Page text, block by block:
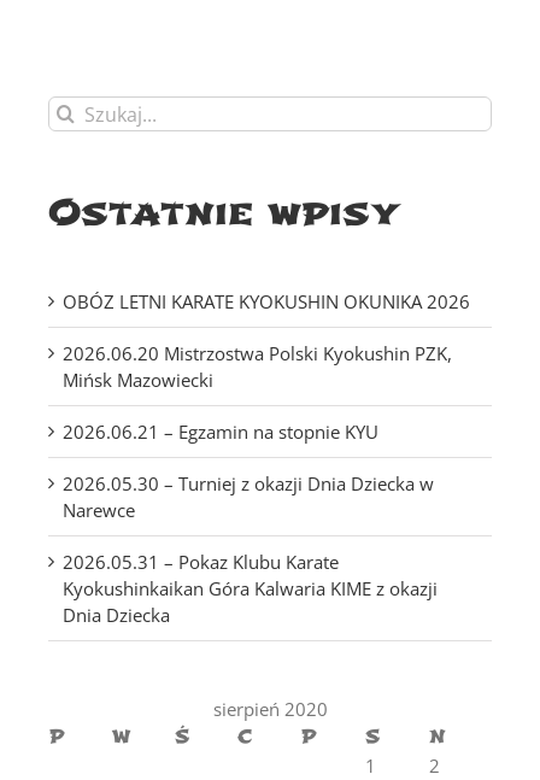
Szukaj
Ostatnie wpisy
OBÓZ LETNI KARATE KYOKUSHIN OKUNIKA 2026
2026.06.20 Mistrzostwa Polski Kyokushin PZK,
Mińsk Mazowiecki
2026.06.21 – Egzamin na stopnie KYU
2026.05.30 – Turniej z okazji Dnia Dziecka w
Narewce
2026.05.31 – Pokaz Klubu Karate
Kyokushinkaikan Góra Kalwaria KIME z okazji
Dnia Dziecka
sierpień 2020
P
W Ś C P S
N
1
2